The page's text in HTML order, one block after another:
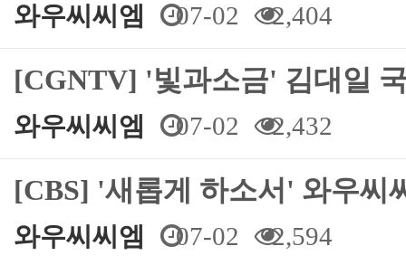
와우씨씨엠 07-02 2,404
[CGNTV] '빛과소금' 김대일
와우씨씨엠 07-02 2,432
[CBS] '새롭게 하소서' 와우씨
와우씨씨엠 07-02 2,594